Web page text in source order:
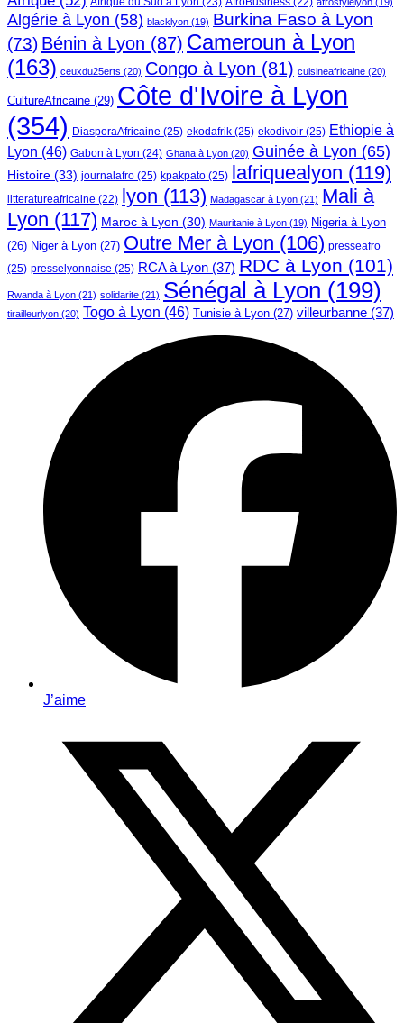
Algérie à Lyon (58) blacklyon (19) Burkina Faso à Lyon
(73) Bénin à Lyon (87) Cameroun à Lyon
(163) ceuxdu25erts (20) Congo à Lyon (81) cuisineafricaine (20)
CultureAfricaine (29) Côte d'Ivoire à Lyon
(354) DiasporaAfricaine (25) ekodafrik (25) ekodivoir (25) Ethiopie à
Lyon (46) Gabon à Lyon (24) Ghana à Lyon (20) Guinée à Lyon (65)
Histoire (33) journalafro (25) kpakpato (25) lafriquealyon (119)
litteratureafricaine (22) lyon (113) Madagascar à Lyon (21) Mali à
Lyon (117) Maroc à Lyon (30) Mauritanie à Lyon (19) Nigeria à Lyon
(26) Niger à Lyon (27) Outre Mer à Lyon (106) presseafro
(25) presselyonnaise (25) RCA à Lyon (37) RDC à Lyon (101)
Rwanda à Lyon (21) solidarite (21) Sénégal à Lyon (199)
tirailleurlyon (20) Togo à Lyon (46) Tunisie à Lyon (27) villeurbanne (37)
J’aime